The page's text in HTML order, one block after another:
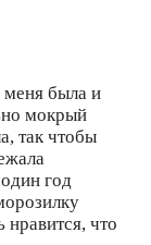
была и
мокрый
так чтобы
год
нравится, что